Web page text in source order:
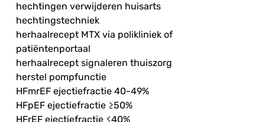
hechtingen verwijderen huisarts
hechtingstechniek
herhaalrecept MTX via polikliniek of
patiëntenportaal
herhaalrecept signaleren thuiszorg
herstel pompfunctie
HFmrEF ejectiefractie 40-49%
HFpEF ejectiefractie ≥50%
HFrEF ejectiefractie ≤40%